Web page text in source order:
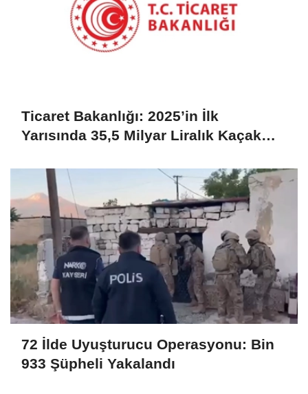
Ticaret Bakanlığı: 2025’in İlk
Yarısında 35,5 Milyar Liralık Kaçak
72 İlde Uyuşturucu Operasyonu: Bin
933 Şüpheli Yakalandı